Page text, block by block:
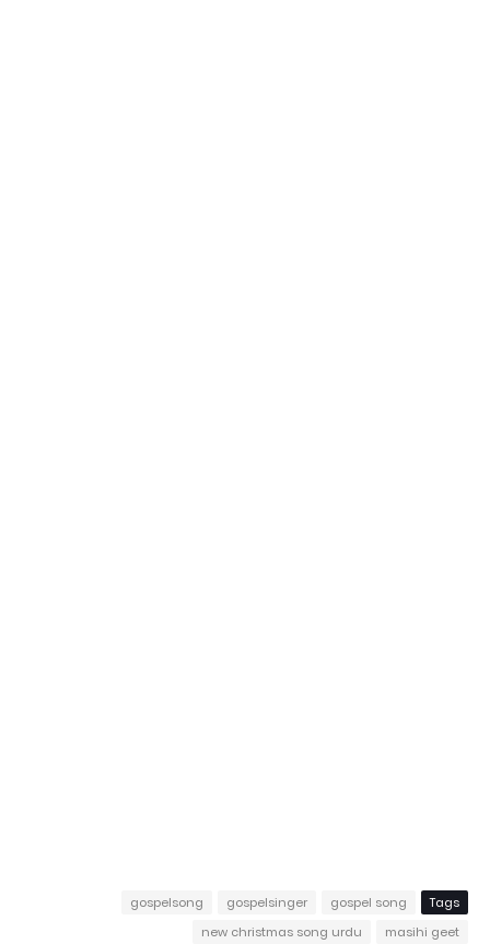
Tags
gospel song
gospelsinger
gospelsong
masihi geet
new christmas song urdu